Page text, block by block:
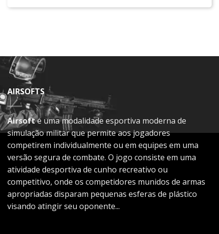
AIRSOFTS
Airsofté uma modalidade esportiva moderna de
simulação militar que permite aos jogadores
competirem individualmente ou em equipes em uma
versão segura de combate. O jogo consiste em uma
atividade desportiva de cunho recreativo ou
competitivo, onde os competidores munidos de armas
apropriadas disparam pequenas esferas de plástico
visando atingir seu oponente...